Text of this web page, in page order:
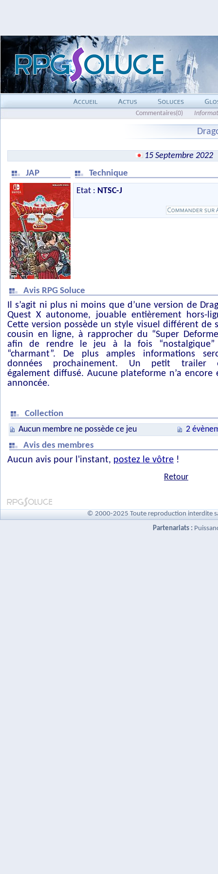
Commentaires(0)
15 Septembre 2022
JAP
Technique
Etat : NTSC-J
Avis RPG Soluce
Il s’agit ni plus ni moins que d’une version de
Quest X autonome, jouable entièrement hors-
Cette version possède un style visuel différent de
cousin en ligne, à rapprocher du “Super
afin de rendre le jeu à la fois
“charmant”. De plus amples informations
données prochainement. Un petit trailer
également diffusé. Aucune plateforme n’a encore
annoncée.
Collection
Aucun membre ne possède ce jeu
2
Avis des membres
Aucun avis pour l'instant, postez le vôtre !
Retour
© 2000-2025 Toute reproduction interdite
Partenariats :